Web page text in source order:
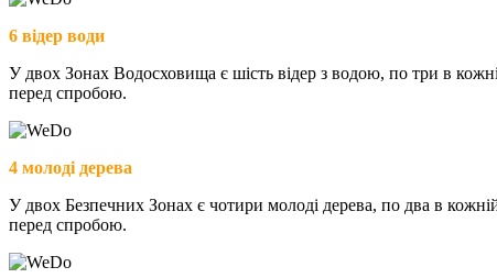
6 відер води
У двох Зонах Водосховища є шість відер з водою, по три в
перед спробою.
4 молоді дерева
У двох Безпечних Зонах є чотири молоді дерева, по два в
перед спробою.